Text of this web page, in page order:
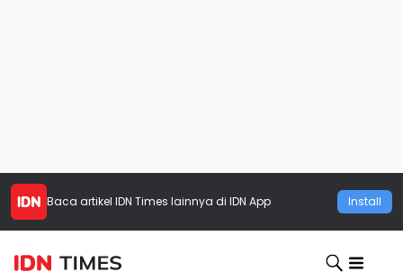
Baca artikel IDN Times lainnya di IDN App Install